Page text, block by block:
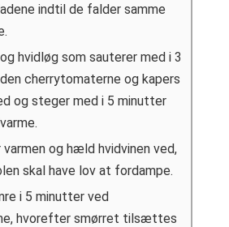
indtil de falder samme
hvidløg som sauterer med i 3
cherrytomaterne og kapers
og steger med i 5 minutter
og hæld hvidvinen ved,
skal have lov at fordampe.
i 5 minutter ved
hvorefter smørret tilsættes